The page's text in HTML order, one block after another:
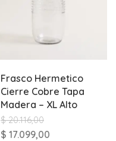
Frasco Hermetico
Cierre Cobre Tapa
Madera – XL Alto
$20.116,00
$ 17.099,00